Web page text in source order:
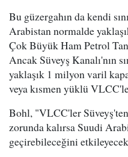
Bu güzergahın da kendi
Arabistan normalde
Çok Büyük Ham Petrol
Ancak Süveyş Kanalı'nın
yaklaşık 1 milyon varil
veya kısmen yüklü
Bohl, "VLCC'ler
zorunda kalırsa Suudi
geçirebileceğini